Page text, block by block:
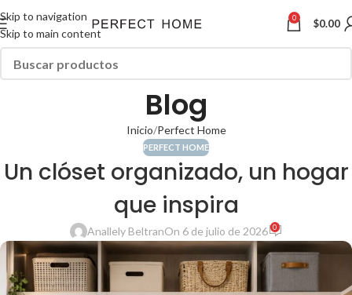
Skip to navigation
Skip to main content
0 $0.00
Blog
Inicio Perfect Home
PERFECT HOME
Un clóset organizado, un hogar
que inspira
Anallely BeltranOn 6 de julio de 2026 0